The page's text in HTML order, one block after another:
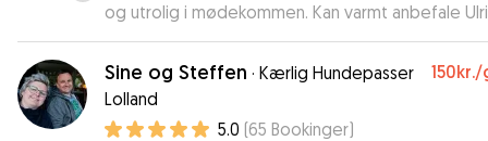
og utrolig i mødekommen. Kan varmt anbefale
Sine og Steffen · Kærlig Hundepasser
Lolland
150kr./
5.0 (65 Bookinger)